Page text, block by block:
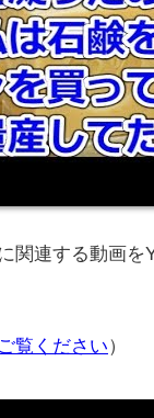
関連する動画を
覧ください）